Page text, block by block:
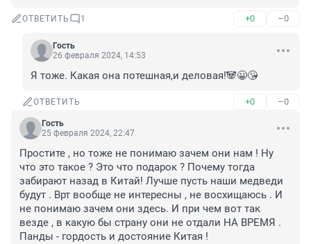
ОТВЕТИТЬ 1 +0 –0
Гость
26 февраля 2024, 14:53
Я тоже. Какая она потешная,и деловая!🐼😀😘
ОТВЕТИТЬ +0 –0
Гость
25 февраля 2024, 22:47
Простите , но тоже не понимаю зачем они нам ! Ну
что это такое ? Это что подарок ? Почему тогда
забирают назад в Китай! Лучше пусть наши медведи
будут . Врт вообще не интересны , не восхищаюсь . И
не понимаю зачем они здесь. И при чем вот так
везде , в какую бы страну они не отдали НА ВРЕМЯ .
Панды - гордость и достояние Китая !